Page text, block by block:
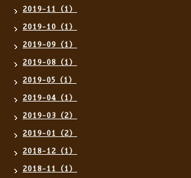
2019-11（1）
2019-10（1）
2019-09（1）
2019-08（1）
2019-05（1）
2019-04（1）
2019-03（2）
2019-01（2）
2018-12（1）
2018-11（1）